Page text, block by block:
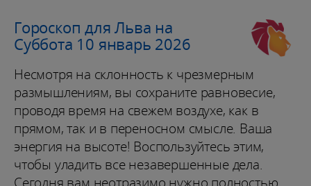
Гороскоп для Льва на
Суббота 10 январь 2026
Несмотря на склонность к чрезмерным
размышлениям, вы сохраните равновесие,
проводя время на свежем воздухе, как в
прямом, так и в переносном смысле. Ваша
энергия на высоте! Воспользуйтесь этим,
чтобы уладить все незавершенные дела.